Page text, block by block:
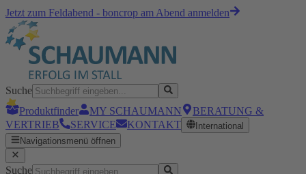
Jetzt zum Feldabend - boncrop am Abend anmelden
Suche
Produktfinder
MY SCHAUMANN
BERATUNG &
VERTRIEB
SERVICE KONTAKT
International
Navigationsmenü öffnen
Suche